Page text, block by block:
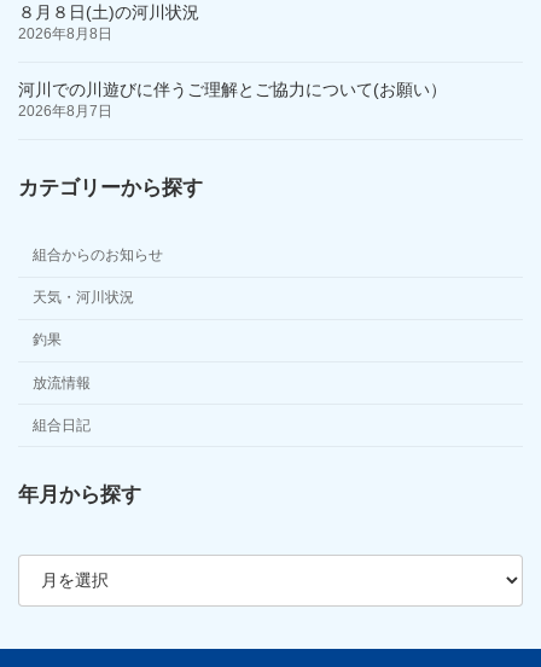
８月８日(土)の河川状況
2026年8月8日
河川での川遊びに伴うご理解とご協力について(お願い）
2026年8月7日
カテゴリーから探す
組合からのお知らせ
天気・河川状況
釣果
放流情報
組合日記
年月から探す
ア